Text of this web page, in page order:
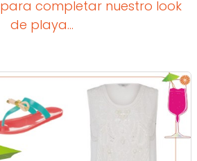
completar nuestro look
de playa...